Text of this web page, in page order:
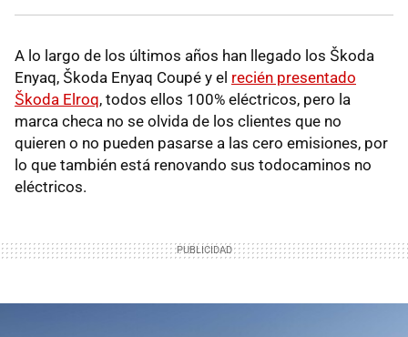
A lo largo de los últimos años han llegado los Škoda
Enyaq, Škoda Enyaq Coupé y el recién presentado
Škoda Elroq, todos ellos 100% eléctricos, pero la
marca checa no se olvida de los clientes que no
quieren o no pueden pasarse a las cero emisiones, por
lo que también está renovando sus todocaminos no
eléctricos.